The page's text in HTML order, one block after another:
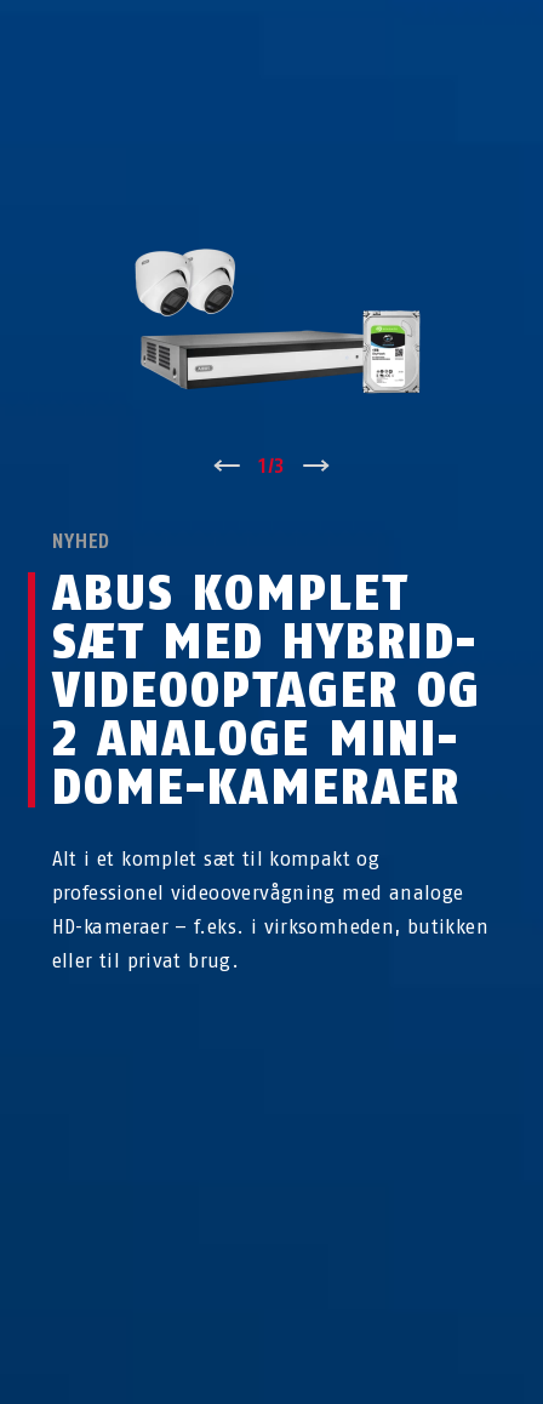
1/3
NYHED
ABUS KOMPLET
SÆT MED HYBRID-
VIDEOOPTAGER OG
2 ANALOGE MINI-
DOME-KAMERAER
Alt i et komplet sæt til kompakt og
professionel videoovervågning med analoge
HD-kameraer – f.eks. i virksomheden, butikken
eller til privat brug.